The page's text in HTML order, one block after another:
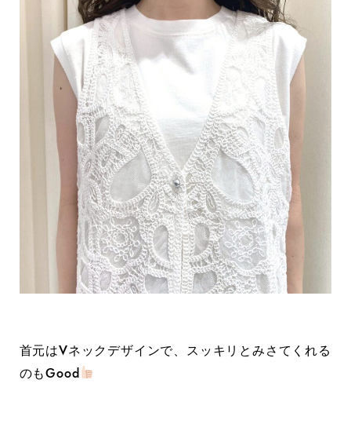
首元はVネックデザインで、スッキリとみさてくれる
のもGood